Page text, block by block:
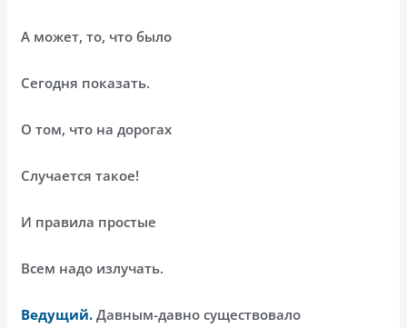
А может, то, что было
Сегодня показать.
О том, что на дорогах
Случается такое!
И правила простые
Всем надо излучать.
Ведущий. Давным-давно существовало